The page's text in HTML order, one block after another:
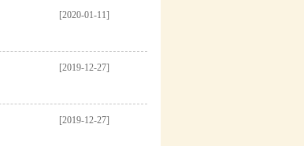
[2020-01-11]
[2019-12-27]
[2019-12-27]